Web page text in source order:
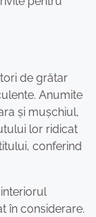
de grătar
Anumite
și mușchiul,
lor ridicat
conferind
în considerare.